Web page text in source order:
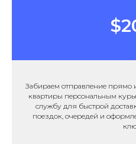
Забираем отправление прямо
квартиры персональным
службу для быстрой
поездок, очередей и